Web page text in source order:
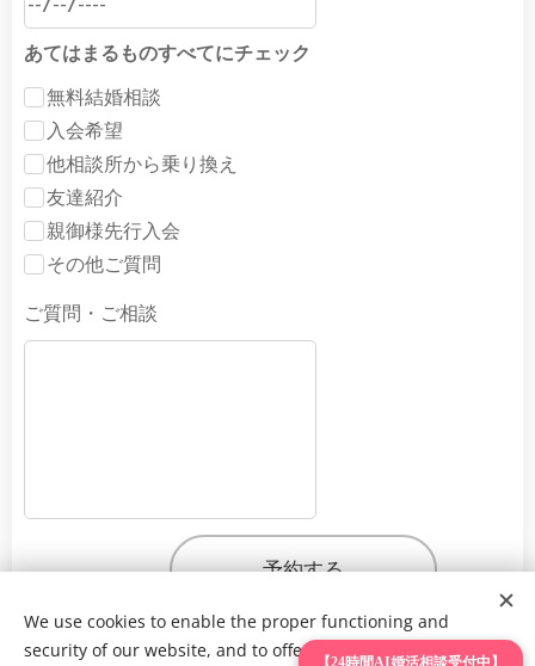
あてはまるものすべてにチェック
無料結婚相談
入会希望
他相談所から乗り換え
友達紹介
親御様先行入会
その他ご質問
ご質問・ご相談
予約する
We use cookies to enable the proper functioning and
security of our website, and to offer you the best possible
【24時間AI婚活相談受付中】